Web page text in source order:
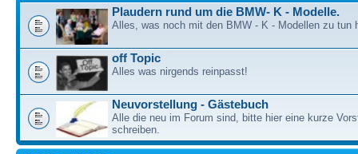
Plaudern rund um die BMW- K - Modelle.
Alles, was noch mit den BMW - K - Modellen zu tun
off Topic
Alles was nirgends reinpasst!
Neuvorstellung - Gästebuch
Alle die neu im Forum sind, bitte hier eine kurze
schreiben.